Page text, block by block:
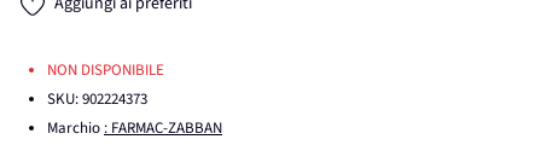
NON DISPONIBILE
SKU:902224373
Marchio : FARMAC-ZABBAN